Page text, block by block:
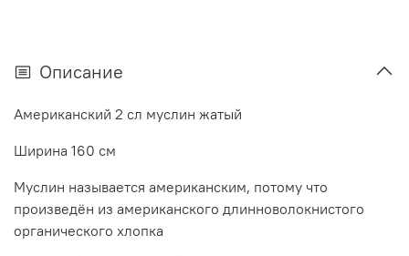
Описание
Американский 2 сл муслин жатый
Ширина 160 см
Муслин называется американским, потому что
произведён из американского длинноволокнистого
органического хлопка